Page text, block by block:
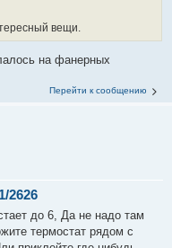
вещи.
на фанерных
Перейти к сообщению
2626
до 6, Да не надо там
термостат рядом с